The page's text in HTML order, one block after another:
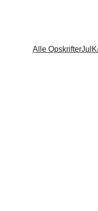
Alle OpskrifterJul